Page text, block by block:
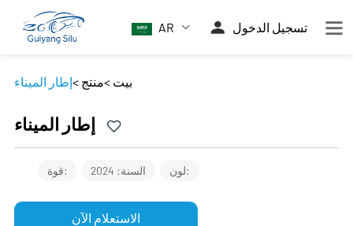
AR تسجيل الدخول
بيت >منتج >إطار الميناء
إطار الميناء
قوة: السنة: 2024 لون:
الاستعلام الآن